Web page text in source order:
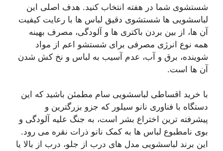
شستشوی شما در هفته انتخاب کنید. هدف اصلی این
لباسشویی ها شستشوی دقیق لباس ها با رعایت کیفیت
آن ها، از بین بردن باکتری ها و آلودگی، مصرف بهینه
همه نوع انرژی مصرفی برای شستشو اعم از مواد
شوینده، برق و آب، عدم آسیب به لباس و نخ کش شدن
آن ها است.
با خرید اقساطی لباسشویی سام مطمئن باشید که این
دستگاه با فناوری نانو سیلور که جزو بزرگترین و
پیشرفته ترین اختراع بشر است، به جنگ علیه آلودگی و
بوی نامطبوع لباس ها به کمک نانو ذرات نقره می رود.
این برند لباسشویی مدل های درب از جلو، درب از بالا یا